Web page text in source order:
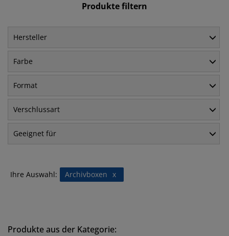
Produkte filtern
Hersteller
Farbe
Format
Verschlussart
Geeignet für
Ihre Auswahl: x
Archivboxen
Produkte aus der Kategorie: